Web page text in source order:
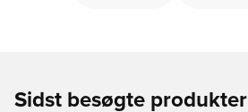
Sidst besøgte produkter